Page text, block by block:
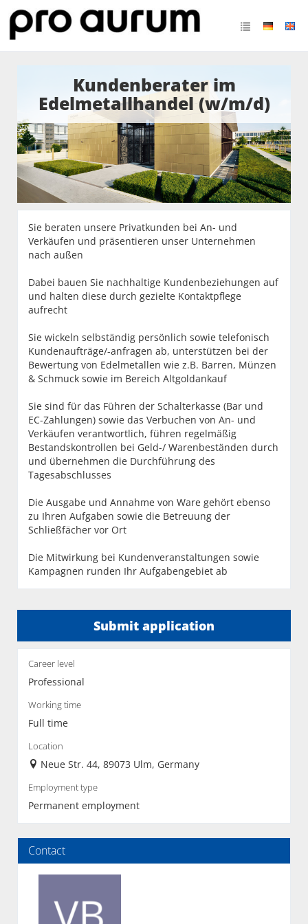
Kundenberater im
Edelmetallhandel (w/m/d)
Sie beraten unsere Privatkunden bei An- und
Verkäufen und präsentieren unser Unternehmen
nach außen
Dabei bauen Sie nachhaltige Kundenbeziehungen auf
und halten diese durch gezielte Kontaktpflege
aufrecht
Sie wickeln selbständig persönlich sowie telefonisch
Kundenaufträge/-anfragen ab, unterstützen bei der
Bewertung von Edelmetallen wie z.B. Barren, Münzen
& Schmuck sowie im Bereich Altgoldankauf
Sie sind für das Führen der Schalterkasse (Bar und
EC-Zahlungen) sowie das Verbuchen von An- und
Verkäufen verantwortlich, führen regelmäßig
Bestandskontrollen bei Geld-/ Warenbeständen durch
und übernehmen die Durchführung des
Tagesabschlusses
Die Ausgabe und Annahme von Ware gehört ebenso
zu Ihren Aufgaben sowie die Betreuung der
Schließfächer vor Ort
Die Mitwirkung bei Kundenveranstaltungen sowie
Kampagnen runden Ihr Aufgabengebiet ab
Submit application
Career level
Professional
Working time
Full time
Location
Neue Str. 44, 89073 Ulm, Germany
Employment type
Permanent employment
Contact